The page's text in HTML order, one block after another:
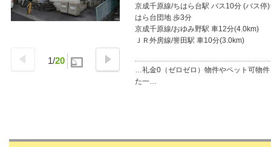
1/20
京成千原線/ちはら台駅 バス10分 (バス停
はら台団地 歩3分
京成千原線/おゆみ野駅 車12分(4.0km)
ＪＲ外房線/誉田駅 車10分(3.0km)
…礼金0（ゼロゼロ）物件やペット可物件
た一…